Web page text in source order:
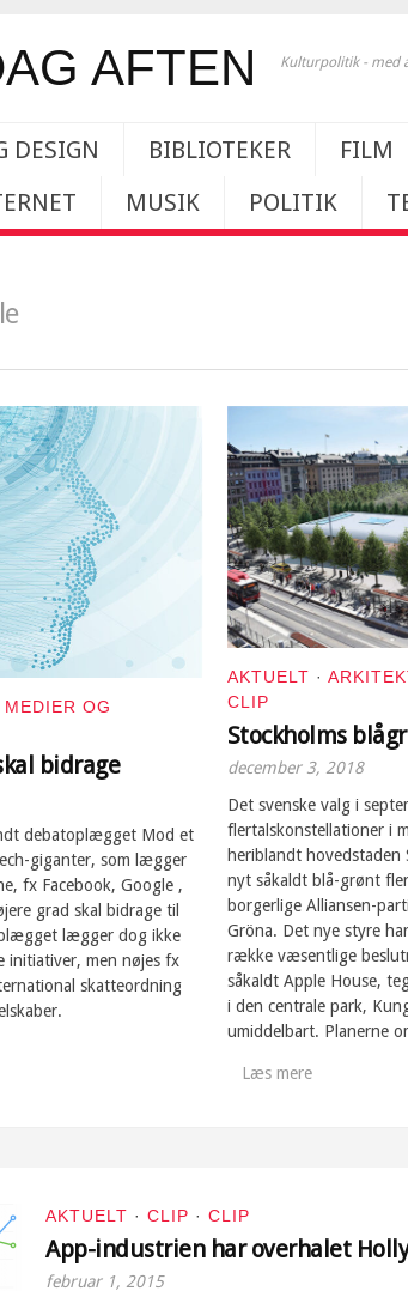
Kulturpolitik - med
DESIGN BIBLIOTEKER FILM
MUSIK POLITIK
MEDIER OG
bidrage
debatoplægget Mod et
giganter, som lægger
fx Facebook, Google ,
grad skal bidrage til
lægger dog ikke
initiativer, men nøjes fx
skatteordning
AKTUELT ·
CLIP
Stockholms
december 3, 2018
Det svenske valg i
flertalskonstellationer i
heriblandt hovedstaden
nyt såkaldt blå-grønt
borgerlige Alliansen-
Gröna. Det nye styre
række væsentlige
såkaldt Apple House,
i den centrale park,
umiddelbart. Planerne
Læs mere
AKTUELT · CLIP · CLIP
App-industrien har overhalet
februar 1, 2015